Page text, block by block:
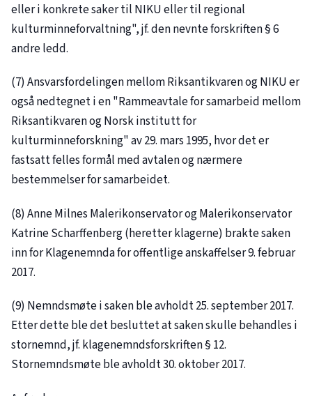
eller i konkrete saker til NIKU eller til regional
kulturminneforvaltning", jf. den nevnte forskriften § 6
andre ledd.
(7) Ansvarsfordelingen mellom Riksantikvaren og NIKU er
også nedtegnet i en "Rammeavtale for samarbeid mellom
Riksantikvaren og Norsk institutt for
kulturminneforskning" av 29. mars 1995, hvor det er
fastsatt felles formål med avtalen og nærmere
bestemmelser for samarbeidet.
(8) Anne Milnes Malerikonservator og Malerikonservator
Katrine Scharffenberg (heretter klagerne) brakte saken
inn for Klagenemnda for offentlige anskaffelser 9. februar
2017.
(9) Nemndsmøte i saken ble avholdt 25. september 2017.
Etter dette ble det besluttet at saken skulle behandles i
stornemnd, jf. klagenemndsforskriften § 12.
Stornemndsmøte ble avholdt 30. oktober 2017.